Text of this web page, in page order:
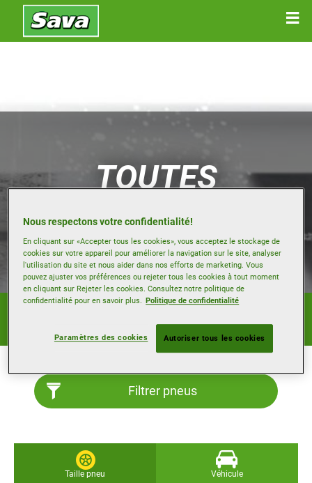
TOUTES
SAISONS
dans des conditions très diverses.
Filtrer pneus
Taille pneu Véhicule
Nous respectons votre confidentialité!
En cliquant sur «Accepter tous les cookies», vous acceptez le stockage de
cookies sur votre appareil pour améliorer la navigation sur le site, analyser
l'utilisation du site et nous aider dans nos efforts de marketing. Vous
pouvez ajuster vos préférences ou rejeter tous les cookies à tout moment
en cliquant sur Rejeter les cookies. Consultez notre politique de
confidentialité pour en savoir plus.
Politique de confidentialité
Paramètres des cookies Autoriser tous les cookies